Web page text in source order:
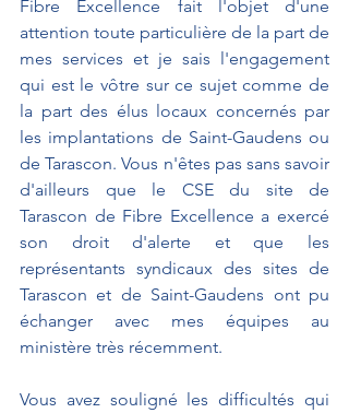
Fibre Excellence fait l'objet d'une
attention toute particulière de la part de
mes services et je sais l'engagement
qui est le vôtre sur ce sujet comme de
la part des élus locaux concernés par
les implantations de Saint-Gaudens ou
de Tarascon. Vous n'êtes pas sans savoir
d'ailleurs que le CSE du site de
Tarascon de Fibre Excellence a exercé
son droit d'alerte et que les
représentants syndicaux des sites de
Tarascon et de Saint-Gaudens ont pu
échanger avec mes équipes au
ministère très récemment.
Vous avez souligné les difficultés qui